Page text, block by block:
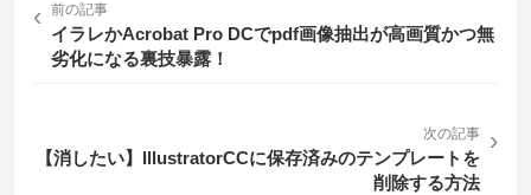
‹ 前の記事
イラレかAcrobat Pro DCでpdf画像抽出が高画質かつ無
劣化になる裏技暴露！
次の記事
【消したい】IllustratorCCに保存済みのテンプレートを
削除する方法
›